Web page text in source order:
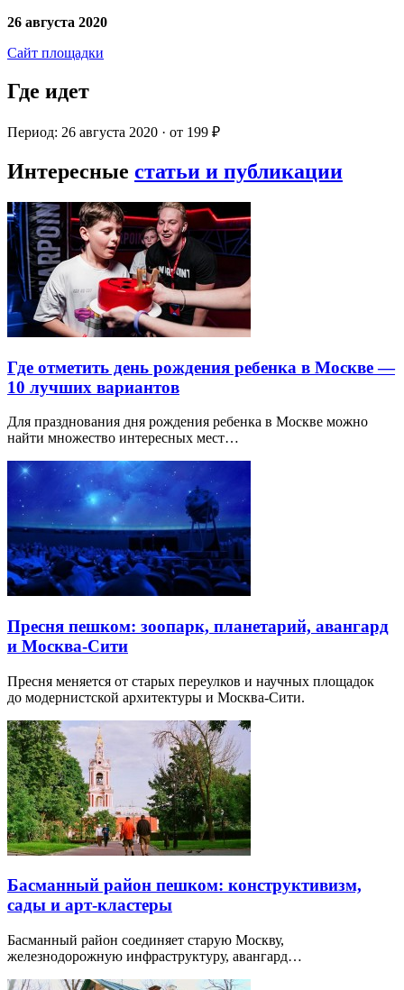
26 августа 2020
Сайт площадки
Где идет
Период: 26 августа 2020 · от 199 ₽
Интересные статьи и публикации
Где отметить день рождения ребенка в Москве —
10 лучших вариантов
Для празднования дня рождения ребенка в Москве можно
найти множество интересных мест…
Пресня пешком: зоопарк, планетарий, авангард
и Москва-Сити
Пресня меняется от старых переулков и научных площадок
до модернистской архитектуры и Москва-Сити.
Басманный район пешком: конструктивизм,
сады и арт-кластеры
Басманный район соединяет старую Москву,
железнодорожную инфраструктуру, авангард…